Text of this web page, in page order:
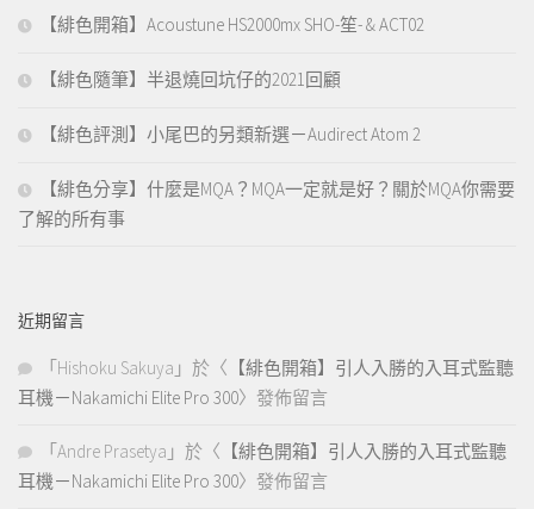
【緋色開箱】Acoustune HS2000mx SHO-笙- & ACT02
【緋色隨筆】半退燒回坑仔的2021回顧
【緋色評測】小尾巴的另類新選－Audirect Atom 2
【緋色分享】什麼是MQA？MQA一定就是好？關於MQA你需要
了解的所有事
近期留言
「 Hishoku Sakuya 」於〈 【緋色開箱】引人入勝的入耳式監聽
耳機－Nakamichi Elite Pro 300〉發佈留言
「 Andre Prasetya 」於〈 【緋色開箱】引人入勝的入耳式監聽
耳機－Nakamichi Elite Pro 300〉發佈留言